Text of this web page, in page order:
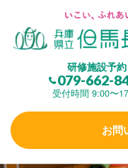
研修施設予約
079-662-
受付時間 9:00〜
お問
但馬長寿の郷とは
(研修施設)
楽しむ